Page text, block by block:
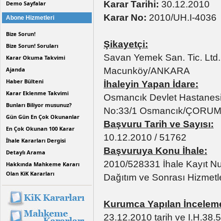
Demo Sayfalar
Abone Hizmetleri
Bize Sorun!
Bize Sorun! Soruları
Karar Okuma Takvimi
Ajanda
Haber Bülteni
Karar Eklenme Takvimi
Bunları Biliyor musunuz?
Gün Gün En Çok Okunanlar
En Çok Okunan 100 Karar
İhale Kararları Dergisi
Detaylı Arama
Hakkında Mahkeme Kararı
Olan KiK Kararları
Karar Tarihi: 30.12.2010
Karar No: 2010/UH.I-4036
Şikayetçi:
Savan Yemek San. Tic.
Macunköy/ANKARA
İhaleyin Yapan İdare:
Osmancık Devlet
No:33/1 Osmancık/ÇORUM
Başvuru Tarih ve Sayısı:
10.12.2010 / 51762
Başvuruya Konu İhale:
2010/528331 İhale Kayıt
Dağıtım ve Sonrası
Kurumca Yapılan
23.12.2010 tarih ve